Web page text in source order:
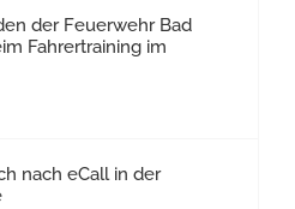
der Feuerwehr Bad
Fahrertraining im
nach eCall in der